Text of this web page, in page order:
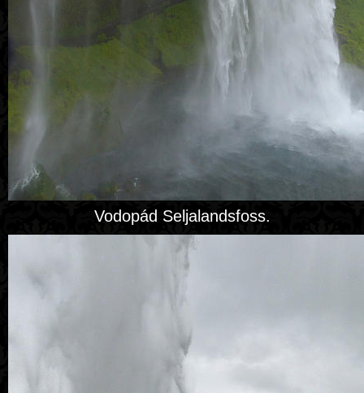
Vodopád Seljalandsfoss.